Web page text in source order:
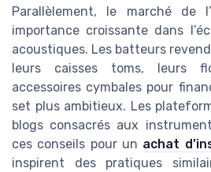
Parallèlement, le marché de
importance croissante dans
acoustiques. Les batteurs
leurs caisses toms, leurs
accessoires cymbales pour
set plus ambitieux. Les
blogs consacrés aux
ces conseils pour un achat
inspirent des pratiques